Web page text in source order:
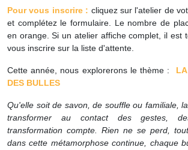
Pour vous inscrire : cliquez sur l'atelier de
et complétez le formulaire. Le nombre de
en orange. Si un atelier affiche complet, il est
vous inscrire sur la liste d'attente.
Cette année, nous explorerons le thème :
DES BULLES
Qu'elle soit de savon, de souffle ou familiale,
transformer au contact des gestes,
transformation compte. Rien ne se perd,
dans cette métamorphose continue, chaque